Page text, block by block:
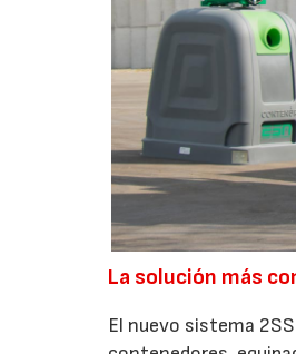
La solución más
El nuevo sistema